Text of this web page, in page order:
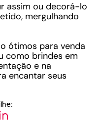
assim ou decorá-lo
mergulhando
ótimos para venda
como brindes em
e na
encantar seus